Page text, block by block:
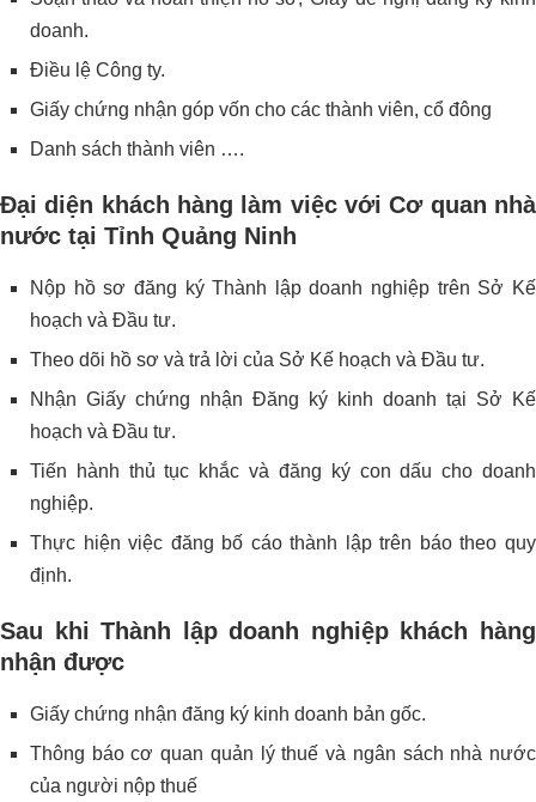
doanh.
Điều lệ Công ty.
Giấy chứng nhận góp vốn cho các thành viên, cổ đông
Danh sách thành viên ….
Đại diện khách hàng làm việc với Cơ quan nhà
nước tại Tỉnh Quảng Ninh
Nộp hồ sơ đăng ký Thành lập doanh nghiệp trên Sở Kế
hoạch và Đầu tư.
Theo dõi hồ sơ và trả lời của Sở Kế hoạch và Đầu tư.
Nhận Giấy chứng nhận Đăng ký kinh doanh tại Sở Kế
hoạch và Đầu tư.
Tiến hành thủ tục khắc và đăng ký con dấu cho doanh
nghiệp.
Thực hiện việc đăng bố cáo thành lập trên báo theo quy
định.
Sau khi Thành lập doanh nghiệp khách hàng
nhận được
Giấy chứng nhận đăng ký kinh doanh bản gốc.
Thông báo cơ quan quản lý thuế và ngân sách nhà nước
của người nộp thuế